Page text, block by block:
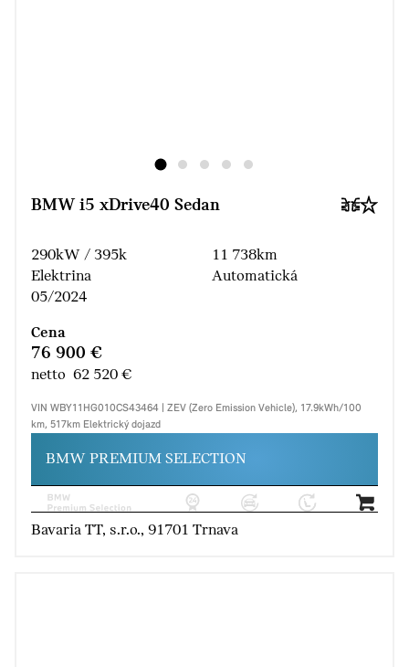
BMW i5 xDrive40 Sedan
290kW / 395k
Elektrina
05/2024
11 738km
Automatická
Cena
76 900 €
netto 62 520 €
VIN WBY11HG010CS43464 | ZEV (Zero Emission Vehicle), 17.9kWh/100
km, 517km Elektrický dojazd
BMW PREMIUM SELECTION
Bavaria TT, s.r.o., 91701 Trnava